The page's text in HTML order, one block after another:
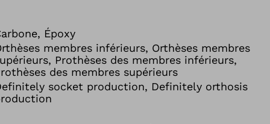
Époxy
membres inférieurs, Orthèses membres
Prothèses des membres inférieurs,
des membres supérieurs
socket production, Definitely orthosis